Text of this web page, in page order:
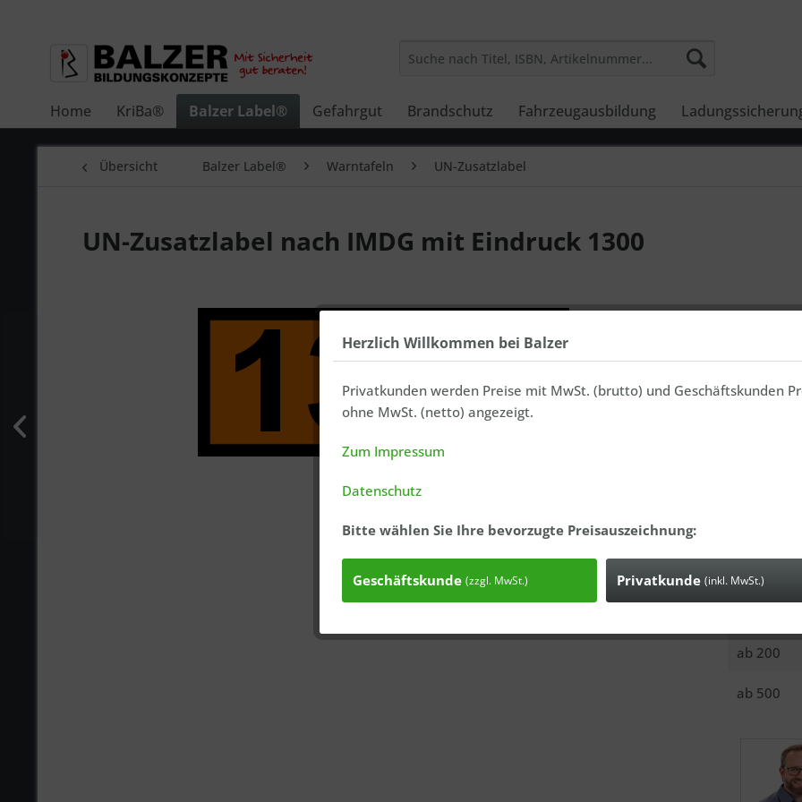
Home KriBa® Balzer Label® Gefahrgut Brandschutz Fahrzeugausbildung
Übersicht Balzer Label® Warntafeln UN-Zusatzlabel
UN-Zusatzlabel nach IMDG mit Eindruck 1300
In 3-7
Ich
Mit *
ab 50
ab 200
ab 500
Herzlich Willkommen bei Balzer
Privatkunden werden Preise mit MwSt. (brutto) und Geschäftskunden
ohne MwSt. (netto) angezeigt.
Zum Impressum
Datenschutz
Bitte wählen Sie Ihre bevorzugte Preisauszeichnung:
Geschäftskunde (zzgl. MwSt.) Privatkunde (inkl. MwSt.)